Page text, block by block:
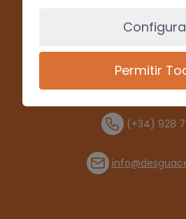
(+34) 928
Permitir